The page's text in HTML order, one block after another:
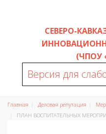
СЕВЕРО-
(ЧПОУ
Версия для
Главная Деловая репутация
ПЛАН ВОСПИТАТЕЛЬНЫХ